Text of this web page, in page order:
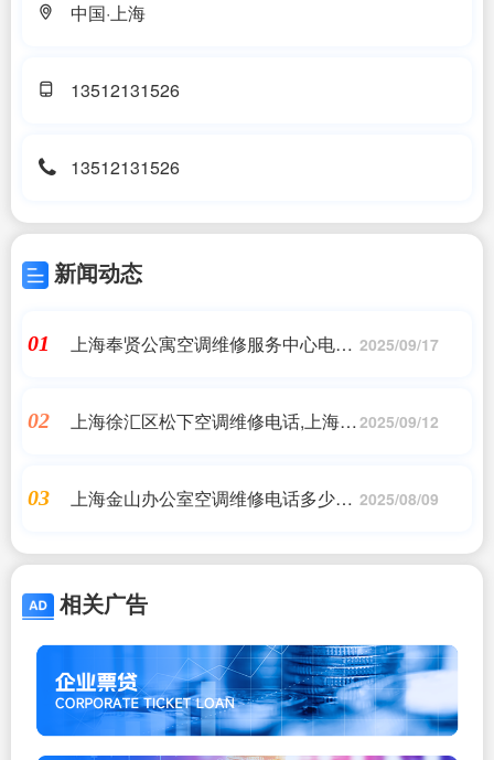
中国·上海
13512131526
13512131526
新闻动态
01
上海奉贤公寓空调维修服务中心电话 2025/09/17
02
上海徐汇区松下空调维修电话,上海松 2025/09/12
03
上海金山办公室空调维修电话多少号
话-24小时服务400客服|维修客服电话
2025/08/09
相关广告